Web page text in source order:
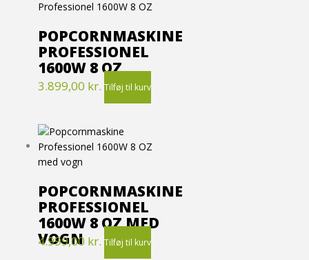
POPCORNMASKINE
PROFESSIONEL
1600W 8 OZ
3.899,00 kr. Tilføj til kurv
POPCORNMASKINE
PROFESSIONEL
1600W 8 OZ MED
VOGN
4.999,00 kr. Tilføj til kurv